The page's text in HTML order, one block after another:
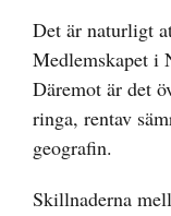
Det är naturligt
Medlemskapet i
Däremot är det
ringa, rentav
geografin.
Skillnaderna